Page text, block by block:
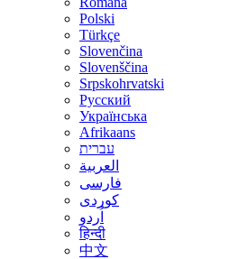
Polski
Türkçe
Slovenčina
Slovenščina
Srpskohrvatski
Русский
Українська
Afrikaans
עברית
العربية
فارسی
کوردی
اُردو
हिन्दी
中文